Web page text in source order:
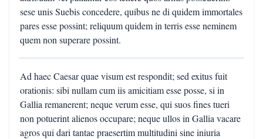
sese unis Suebis concedere, quibus ne di quidem immortales
pares esse possint; reliquum quidem in terris esse neminem
quem non superare possint.
Ad haec Caesar quae visum est respondit; sed exitus fuit
orationis: sibi nullam cum iis amicitiam esse posse, si in
Gallia remanerent; neque verum esse, qui suos fines tueri
non potuerint alienos occupare; neque ullos in Gallia vacare
agros qui dari tantae praesertim multitudini sine iniuria